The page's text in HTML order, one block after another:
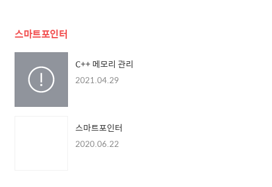
스마트포인터
C++ 메모리 관리
2021.04.29
스마트포인터
2020.06.22